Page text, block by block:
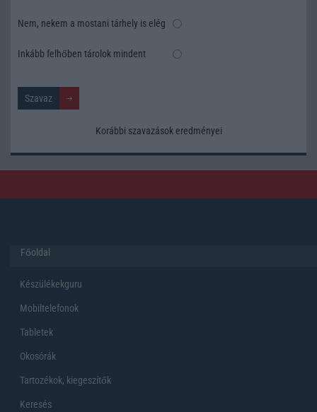
Nem, nekem a mostani tárhely is elég
Inkább felhőben tárolok mindent
Korábbi szavazások eredményei
Főoldal
Készülékekguru
Mobiltelefonok
Tabletek
Okosórák
Tartozékok, kiegeszítők
Keresés